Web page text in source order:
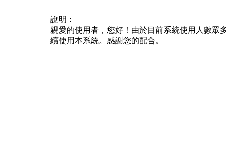
說明︰
親愛的使用者，您好！由於目前系統使用人數眾
續使用本系統。感謝您的配合。